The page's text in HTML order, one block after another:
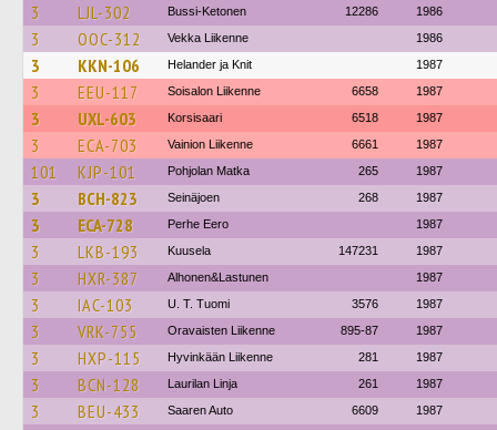
3 LJL-302 Bussi-Ketonen 12286 1986
3 OOC-312 Vekka Liikenne 1986
3 KKN-106 Helander ja Knit 1987
3 EEU-117 Soisalon Liikenne 6658 1987
3 UXL-603 Korsisaari 6518 1987
3 ECA-703 Vainion Liikenne 6661 1987
101 KJP-101 Pohjolan Matka 265 1987
3 BCH-823 Seinäjoen 268 1987
3 ECA-728 Perhe Eero 1987
3 LKB-193 Kuusela 147231 1987
3 HXR-387 Alhonen&Lastunen 1987
3 IAC-103 U. T. Tuomi 3576 1987
3 VRK-755 Oravaisten Liikenne 895-87 1987
3 HXP-115 Hyvinkään Liikenne 281 1987
3 BCN-128 Laurilan Linja 261 1987
3 BEU-433 Saaren Auto 6609 1987